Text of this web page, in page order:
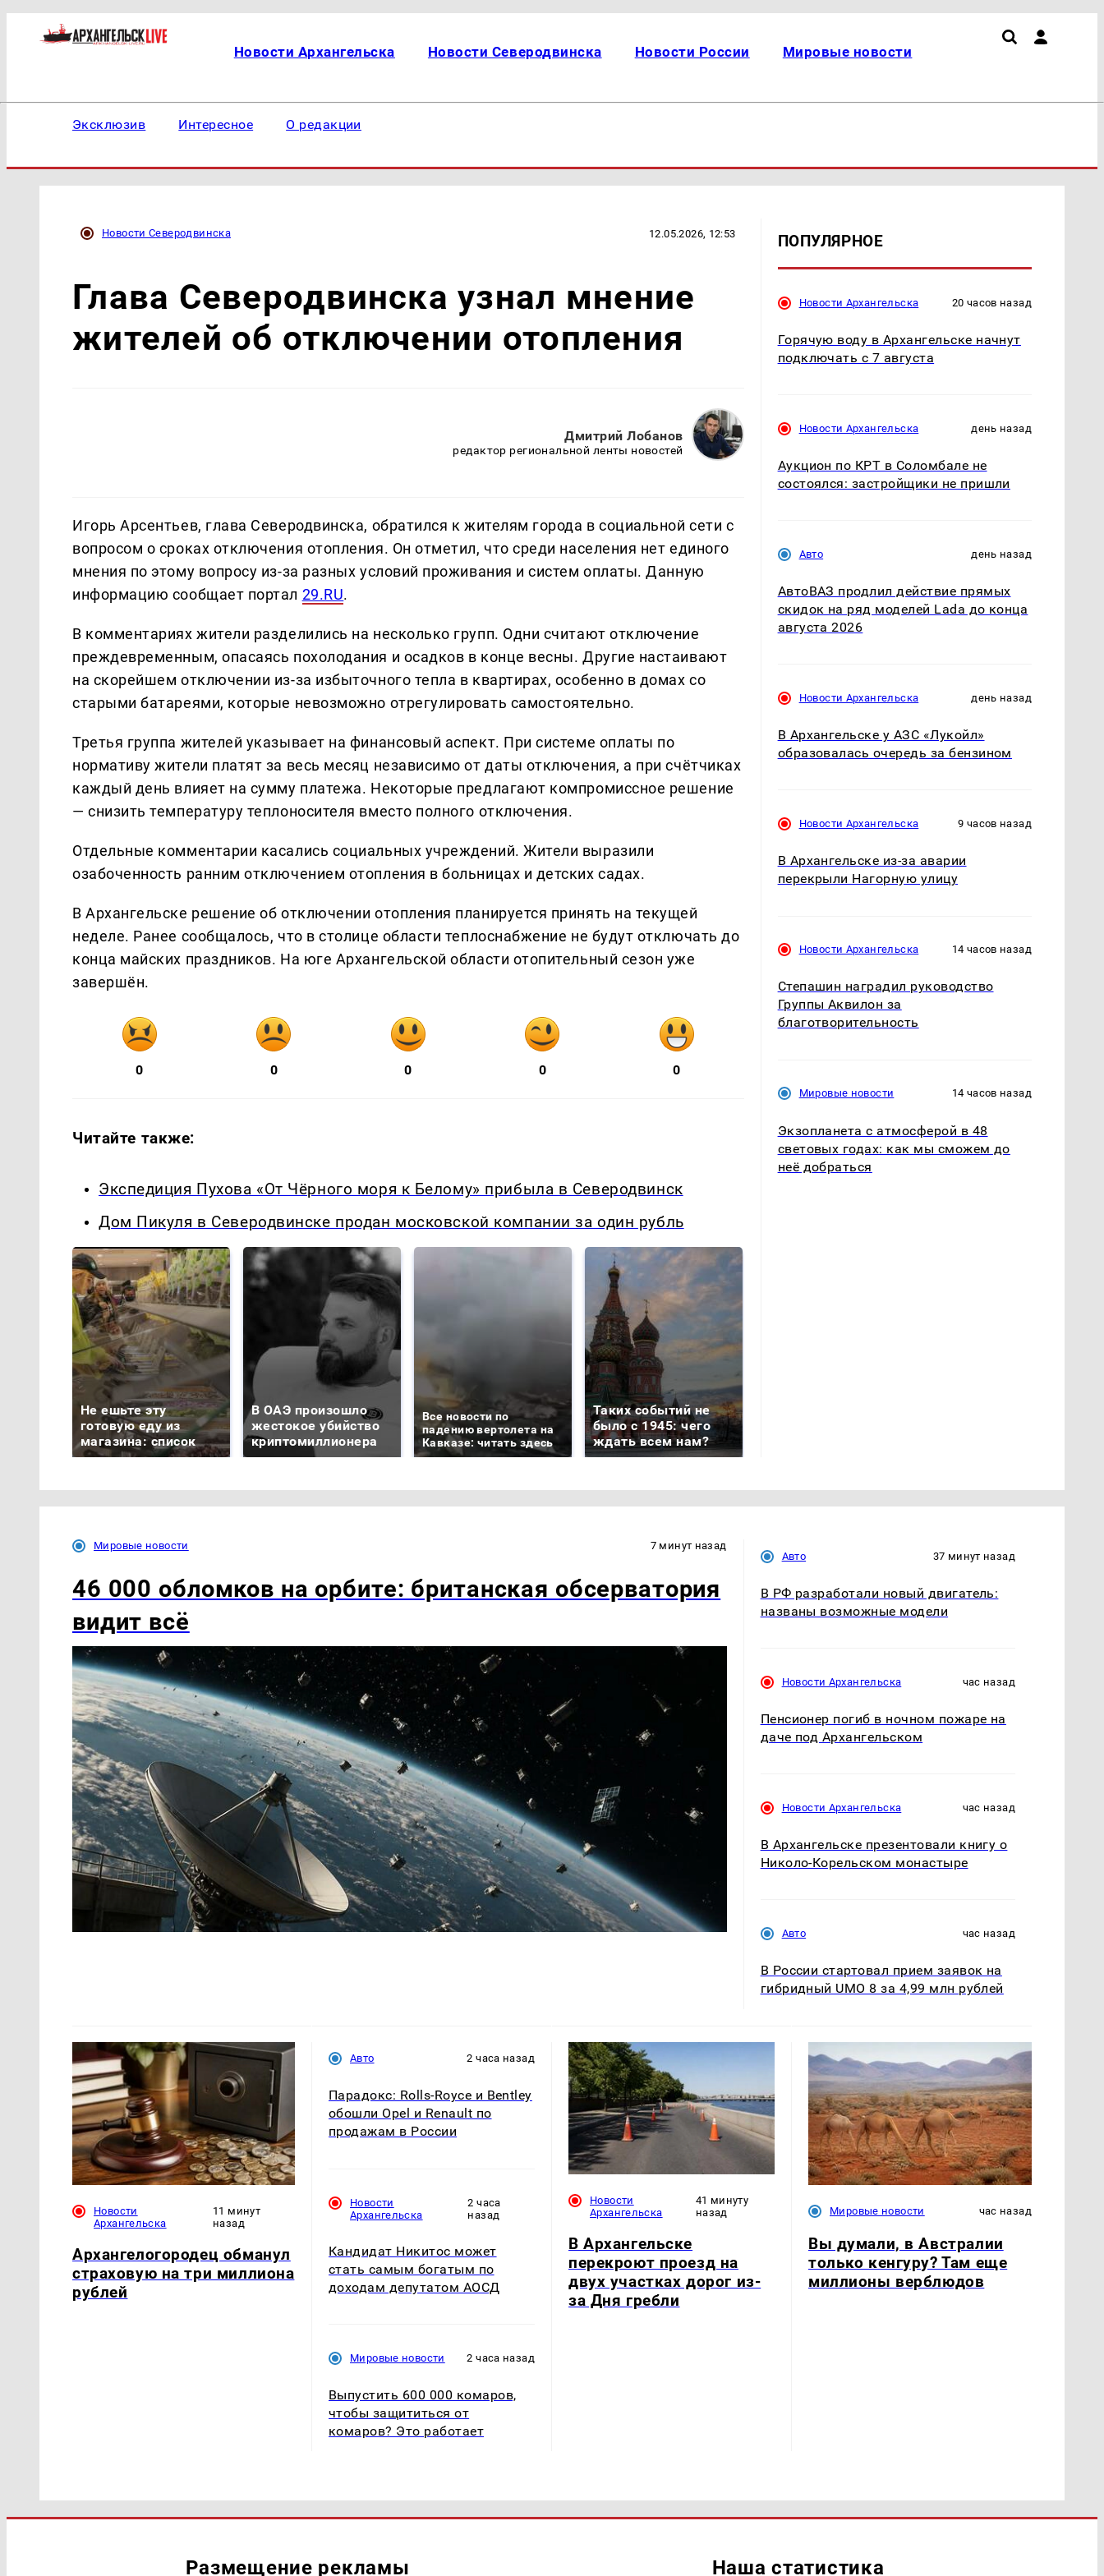
Новости Архангельска Новости Северодвинска Новости России Мировые новости
Эксклюзив Интересное О редакции
Новости Северодвинска 12.05.2026, 12:53
Глава Северодвинска узнал мнение
жителей об отключении отопления
Дмитрий Лобанов
редактор региональной ленты новостей
Игорь Арсентьев, глава Северодвинска, обратился к жителям города в социальной сети с
вопросом о сроках отключения отопления. Он отметил, что среди населения нет единого
мнения по этому вопросу из-за разных условий проживания и систем оплаты. Данную
информацию сообщает портал 29.RU.
В комментариях жители разделились на несколько групп. Одни считают отключение
преждевременным, опасаясь похолодания и осадков в конце весны. Другие настаивают
на скорейшем отключении из-за избыточного тепла в квартирах, особенно в домах со
старыми батареями, которые невозможно отрегулировать самостоятельно.
Третья группа жителей указывает на финансовый аспект. При системе оплаты по
нормативу жители платят за весь месяц независимо от даты отключения, а при счётчиках
каждый день влияет на сумму платежа. Некоторые предлагают компромиссное решение
— снизить температуру теплоносителя вместо полного отключения.
Отдельные комментарии касались социальных учреждений. Жители выразили
озабоченность ранним отключением отопления в больницах и детских садах.
В Архангельске решение об отключении отопления планируется принять на текущей
неделе. Ранее сообщалось, что в столице области теплоснабжение не будут отключать до
конца майских праздников. На юге Архангельской области отопительный сезон уже
завершён.
0 0 0 0 0
Читайте также:
Экспедиция Пухова «От Чёрного моря к Белому» прибыла в Северодвинск
Дом Пикуля в Северодвинске продан московской компании за один рубль
Не ешьте эту
готовую еду из
магазина: список
В ОАЭ произошло
жестокое убийство
криптомиллионера
Все новости по
падению вертолета на
Кавказе: читать здесь
Таких событий не
было с 1945: чего
ждать всем нам?
ПОПУЛЯРНОЕ
Новости Архангельска 20 часов назад
Горячую воду в Архангельске начнут
подключать с 7 августа
Новости Архангельска день назад
Аукцион по КРТ в Соломбале не
состоялся: застройщики не пришли
Авто день назад
АвтоВАЗ продлил действие прямых
скидок на ряд моделей Lada до конца
августа 2026
Новости Архангельска день назад
В Архангельске у АЗС «Лукойл»
образовалась очередь за бензином
Новости Архангельска 9 часов назад
В Архангельске из-за аварии
перекрыли Нагорную улицу
Новости Архангельска 14 часов назад
Степашин наградил руководство
Группы Аквилон за
благотворительность
Мировые новости 14 часов назад
Экзопланета с атмосферой в 48
световых годах: как мы сможем до
неё добраться
Мировые новости 7 минут назад
46 000 обломков на орбите: британская обсерватория
видит всё
Авто 37 минут назад
В РФ разработали новый двигатель:
названы возможные модели
Новости Архангельска час назад
Пенсионер погиб в ночном пожаре на
даче под Архангельском
Новости Архангельска час назад
В Архангельске презентовали книгу о
Николо-Корельском монастыре
Авто час назад
В России стартовал прием заявок на
гибридный UMO 8 за 4,99 млн рублей
Новости
Архангельска
11 минут
назад
Архангелогородец обманул
страховую на три миллиона
рублей
Авто 2 часа назад
Парадокс: Rolls-Royce и Bentley
обошли Opel и Renault по
продажам в России
Новости
Архангельска
2 часа
назад
Кандидат Никитос может
стать самым богатым по
доходам депутатом АОСД
Мировые новости 2 часа назад
Выпустить 600 000 комаров,
чтобы защититься от
комаров? Это работает
Новости
Архангельска
41 минуту
назад
В Архангельске
перекроют проезд на
двух участках дорог из-
за Дня гребли
Мировые новости час назад
Вы думали, в Австралии
только кенгуру? Там еще
миллионы верблюдов
Размещение рекламы Наша статистика